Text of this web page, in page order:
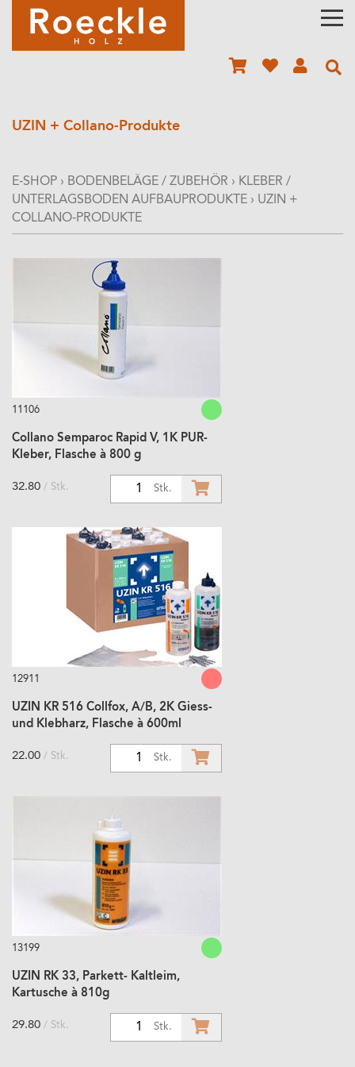
UZIN + Collano-Produkte
E-SHOP › BODENBELÄGE / ZUBEHÖR › KLEBER /
UNTERLAGSBODEN AUFBAUPRODUKTE › UZIN +
COLLANO-PRODUKTE
11106
Collano Semparoc Rapid V, 1K PUR-
Kleber, Flasche à 800 g
Stk.
32.80 / Stk.
12911
UZIN KR 516 Collfox, A/B, 2K Giess-
und Klebharz, Flasche à 600ml
Stk.
22.00 / Stk.
13199
UZIN RK 33, Parkett- Kaltleim,
Kartusche à 810g
Stk.
29.80 / Stk.